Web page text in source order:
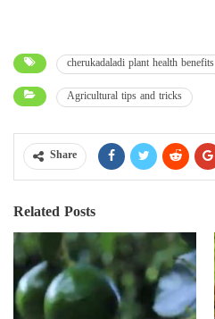
cherukadaladi plant health benefits
Agricultural tips and tricks
Share
Related Posts